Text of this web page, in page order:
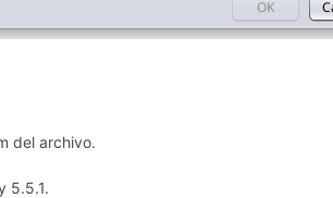
del archivo.
5.5.1.